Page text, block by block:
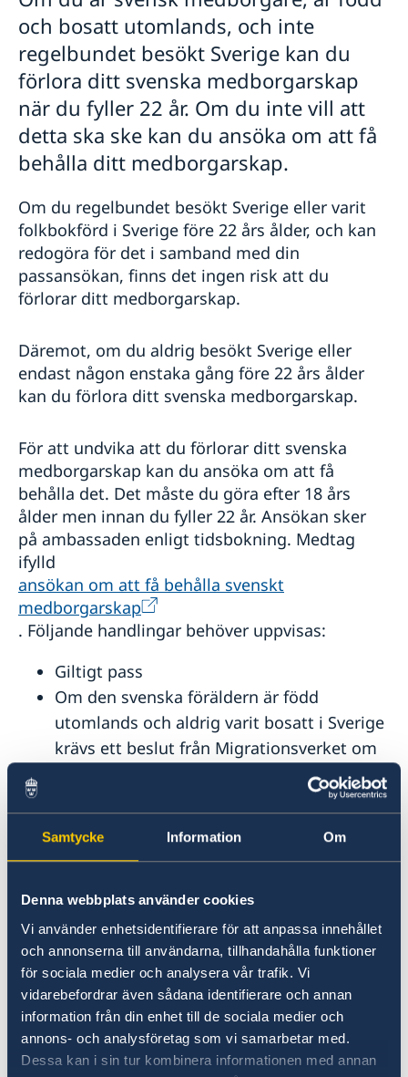
Samtycke Information Om
Denna webbplats använder cookies
Vi använder enhetsidentifierare för att anpassa innehållet
och annonserna till användarna, tillhandahålla funktioner
för sociala medier och analysera vår trafik. Vi
vidarebefordrar även sådana identifierare och annan
information från din enhet till de sociala medier och
annons- och analysföretag som vi samarbetar med.
Dessa kan i sin tur kombinera informationen med annan
UD-jouren
Förnyelse av pass för barn
Ansökan om första pass för barn
Provisoriskt pass/nödpass
Nationellt ID-kort
Hämta pass
Hjälp kring medborgarskap
Om svenskt medborgarskap
Dubbelt medborgarskap
Bibehållande av svenskt medborgarskap efter 22
års ålder
Registrera nyfödd utomlands
Apostille och intyg
Giftermål
Juridisk hjälp
Rösta i Israel
Anmäl dig till röstlängden
Avgifter
Reseinformation
Aktuella händelser
Allmänna säkerhetsläget
Terrorism
Naturförhållanden och katastrofer
Hälso- och sjukvård
Lokala lagar och sedvänjor
Kriminalitet och personlig säkerhet
Trafiksäkerhet
Övriga upplysningar
Allmänna råd till svenskar
Avrådan - när UD avråder från resor
och bosatt utomlands, och inte
regelbundet besökt Sverige kan du
förlora ditt svenska medborgarskap
när du fyller 22 år. Om du inte vill att
detta ska ske kan du ansöka om att få
behålla ditt medborgarskap.
Om du regelbundet besökt Sverige eller varit
folkbokförd i Sverige före 22 års ålder, och kan
redogöra för det i samband med din
passansökan, finns det ingen risk att du
förlorar ditt medborgarskap.
Däremot, om du aldrig besökt Sverige eller
endast någon enstaka gång före 22 års ålder
kan du förlora ditt svenska medborgarskap.
För att undvika att du förlorar ditt svenska
medborgarskap kan du ansöka om att få
behålla det. Det måste du göra efter 18 års
ålder men innan du fyller 22 år. Ansökan sker
på ambassaden enligt tidsbokning. Medtag
ifylld
ansökan om att få behålla svenskt
medborgarskap
. Följande handlingar behöver uppvisas:
Giltigt pass
Om den svenska föräldern är född
utomlands och aldrig varit bosatt i Sverige
krävs ett beslut från Migrationsverket om
bibehållande av svenskt medborgarskap
Sverige och flyttat till Israel krävs ett intyg
Israel, antingen israeliskt medborgarskap
(certificate attesting Israeli citizenship)
eller att du inte är israelisk medborgare
(confirmation of non-acquisition of Israeli
citizenship. Alternativt
uppehållstillstånd/visa i Israel.
Observera att dokument på ett annat språk